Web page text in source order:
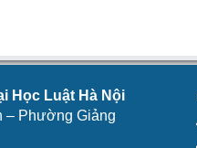
Học Luật Hà Nội
– Phường Giảng